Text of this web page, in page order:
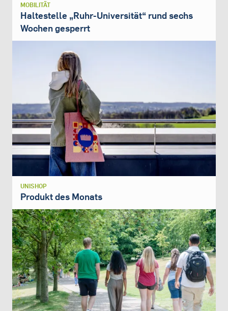
MOBILITÄT
Haltestelle „Ruhr-Universität“ rund sechs
Wochen gesperrt
UNISHOP
Produkt des Monats